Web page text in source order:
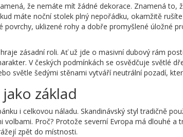
že nemáte mít žádné dekorace. Znamená
máte noční stolek plný nepořádku, okamžitě
povrchy, uklizené rohy a dobře promyšlené úložné
zásadní roli. Ať už jde o masivní dubový rám
V českých podmínkách se osvědčuje světlé
světle šedými stěnami vytváří neutrální pozadí,
základ
i celkovou náladu. Skandinávský styl tradičně
Proč? Protože severní Evropa má dlouhé a
zpět do místnosti.